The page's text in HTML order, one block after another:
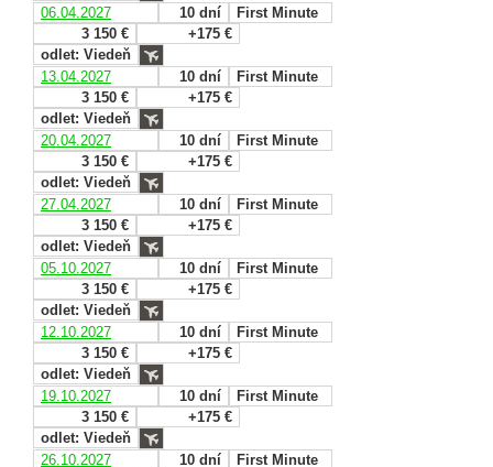
06.04.2027
10 dní
First Minute
3 150 €
+175 €
odlet: Viedeň
13.04.2027
10 dní
First Minute
3 150 €
+175 €
odlet: Viedeň
20.04.2027
10 dní
First Minute
3 150 €
+175 €
odlet: Viedeň
27.04.2027
10 dní
First Minute
3 150 €
+175 €
odlet: Viedeň
05.10.2027
10 dní
First Minute
3 150 €
+175 €
odlet: Viedeň
12.10.2027
10 dní
First Minute
3 150 €
+175 €
odlet: Viedeň
19.10.2027
10 dní
First Minute
3 150 €
+175 €
odlet: Viedeň
26.10.2027
10 dní
First Minute